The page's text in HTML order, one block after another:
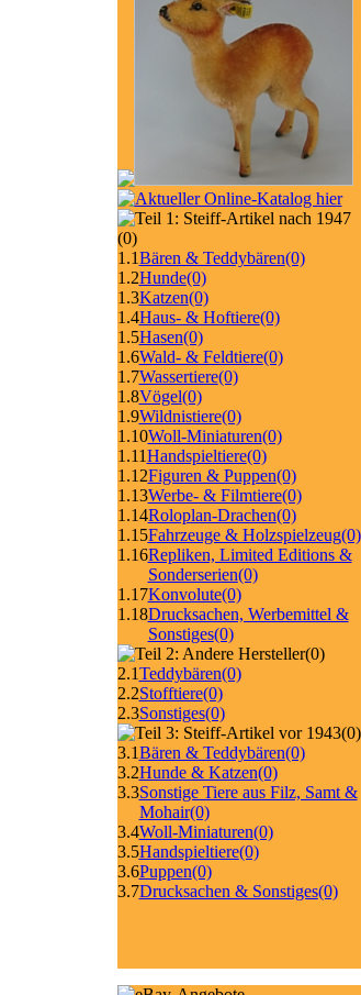
(0)
1.1Bären & Teddybären(0)
1.2Hunde(0)
1.3Katzen(0)
1.4Haus- & Hoftiere(0)
1.5Hasen(0)
1.6Wald- & Feldtiere(0)
1.7Wassertiere(0)
1.8Vögel(0)
1.9Wildnistiere(0)
1.10Woll-Miniaturen(0)
1.11Handspieltiere(0)
1.12Figuren & Puppen(0)
1.13Werbe- & Filmtiere(0)
1.14Roloplan-Drachen(0)
1.15Fahrzeuge & Holzspielzeug(0)
1.16Repliken, Limited Editions &
Sonderserien(0)
1.17Konvolute(0)
1.18Drucksachen, Werbemittel &
Sonstiges(0)
(0)
2.1Teddybären(0)
2.2Stofftiere(0)
2.3Sonstiges(0)
(0)
3.1Bären & Teddybären(0)
3.2Hunde & Katzen(0)
3.3Sonstige Tiere aus Filz, Samt &
Mohair(0)
3.4Woll-Miniaturen(0)
3.5Handspieltiere(0)
3.6Puppen(0)
3.7Drucksachen & Sonstiges(0)